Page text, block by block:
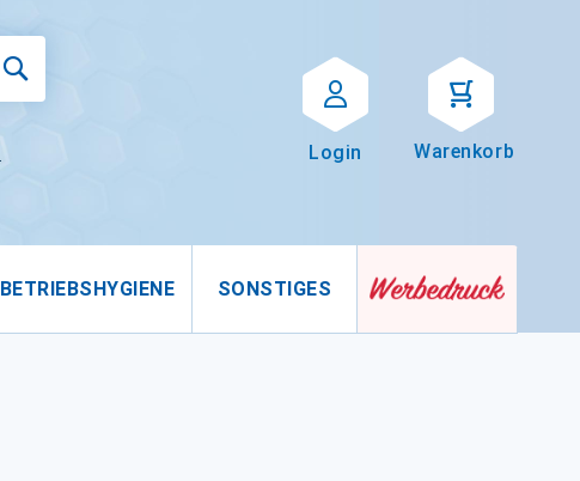
Login Warenkorb
BETRIEBSHYGIENE SONSTIGES